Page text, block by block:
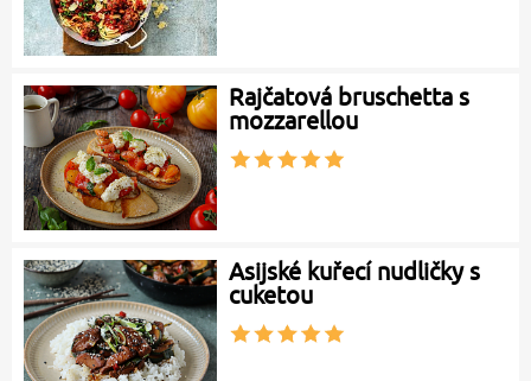
Rajčatová bruschetta s
mozzarellou
Asijské kuřecí nudličky s
cuketou